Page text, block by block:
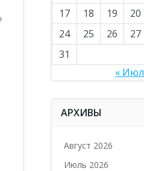
17
18 19 20
24
25 26 27
31
« Июл
АРХИВЫ
Август 2026
Июль 2026